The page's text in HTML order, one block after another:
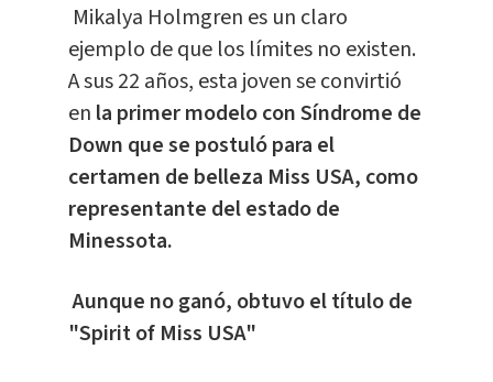
Mikalya Holmgren es un claro
ejemplo de que los límites no existen.
A sus 22 años, esta joven se convirtió
en la primer modelo con Síndrome de
Down que se postuló para el
certamen de belleza Miss USA, como
representante del estado de
Minessota.
Aunque no ganó, obtuvo el título de
"Spirit of Miss USA"